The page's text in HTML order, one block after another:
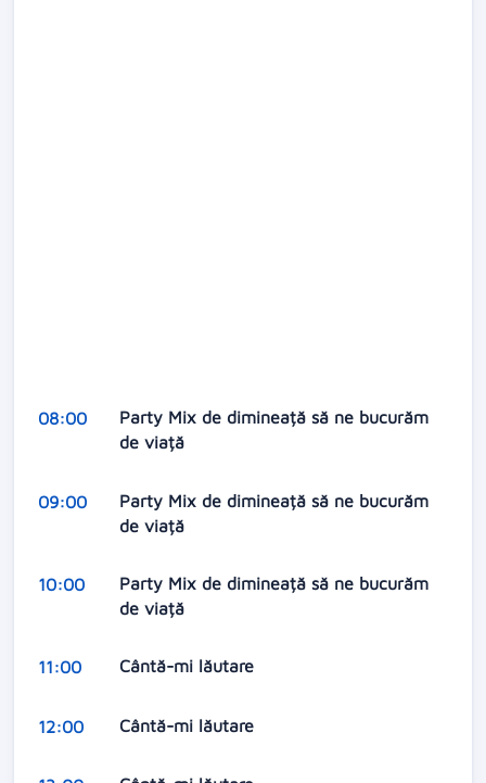
08:00
Party Mix de dimineață să ne bucurăm
de viață
09:00
Party Mix de dimineață să ne bucurăm
de viață
10:00
Party Mix de dimineață să ne bucurăm
de viață
11:00 Cântă-mi lăutare
12:00 Cântă-mi lăutare